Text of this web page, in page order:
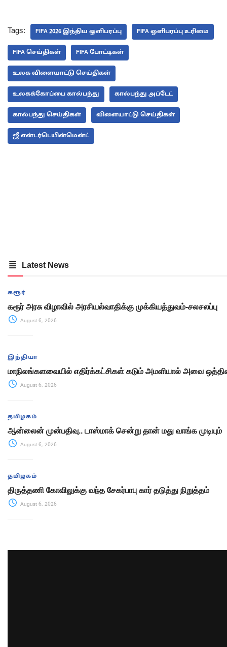
Tags: FIFA 2026 இந்திய ஒளிபரப்பு FIFA ஒளிபரப்பு உரிமை
FIFA செய்திகள் FIFA போட்டிகள்
உலக விளையாட்டு செய்திகள்
உலகக்கோப்பை கால்பந்து கால்பந்து அப்டேட்
கால்பந்து செய்திகள் விளையாட்டு செய்திகள்
ஜீ என்டர்டெயின்மென்ட்
Latest News
கரூர்
கரூர் அரசு விழாவில் அரசியல்வாதிக்கு முக்கியத்துவம்-சலசலப்பு
August 6, 2026
இந்தியா
மாநிலங்களவையில் எதிர்க்கட்சிகள் கடும் அமளியால் அவை
August 6, 2026
தமிழகம்
ஆன்லைன் முன்பதிவு.. டாஸ்மாக் சென்று தான் மது வாங்க முடியும்
August 6, 2026
தமிழகம்
திருத்தணி கோவிலுக்கு வந்த சேகர்பாபு கார் தடுத்து நிறுத்தம்
August 6, 2026